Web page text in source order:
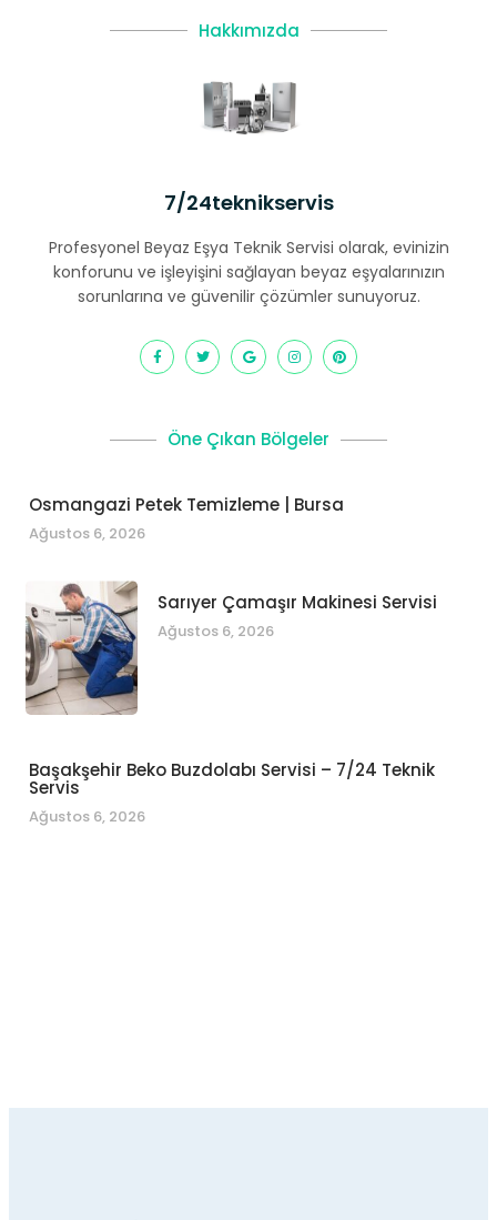
Hakkımızda
7/24teknikservis
Profesyonel Beyaz Eşya Teknik Servisi olarak, evinizin
konforunu ve işleyişini sağlayan beyaz eşyalarınızın
sorunlarına ve güvenilir çözümler sunuyoruz.
Öne Çıkan Bölgeler
Osmangazi Petek Temizleme | Bursa
Ağustos 6, 2026
Sarıyer Çamaşır Makinesi Servisi
Ağustos 6, 2026
Başakşehir Beko Buzdolabı Servisi – 7/24 Teknik
Servis
Ağustos 6, 2026